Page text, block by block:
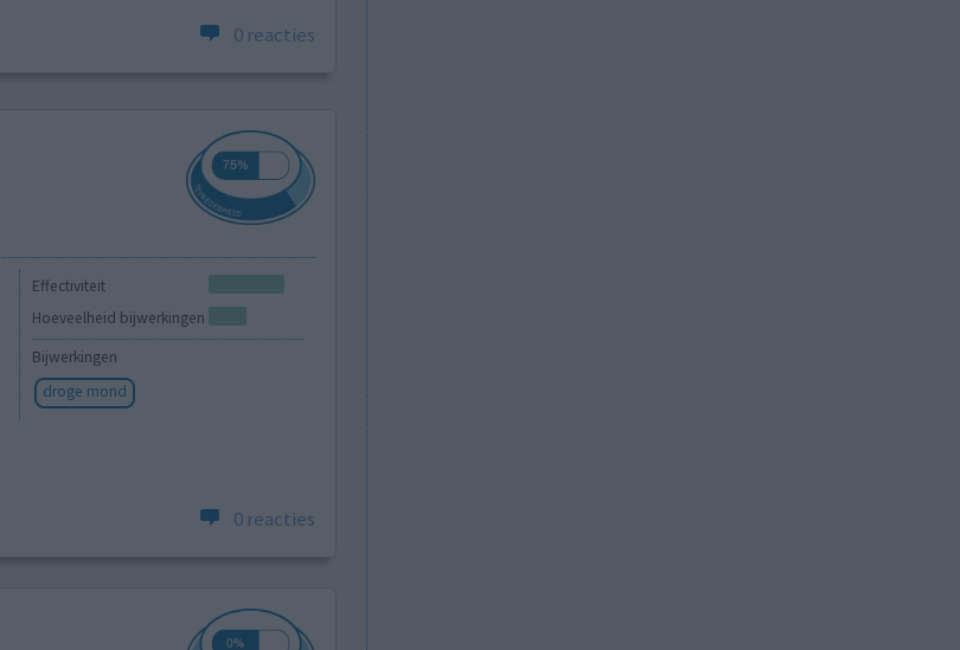
0 reacties
Effectiviteit
Hoeveelheid bijwerkingen
Bijwerkingen
droge mond
0 reacties